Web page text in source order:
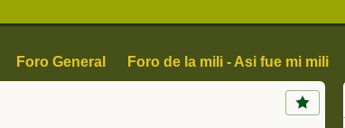
Foro General Foro de la mili - Asi fue mi mili
Ciencia Informática y tecnología
Cajon de sastre, Humor, Curiosidades